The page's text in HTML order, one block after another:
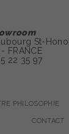
St-
FRANCE
22 35 97
PHILOSOPHIE
CONTACT